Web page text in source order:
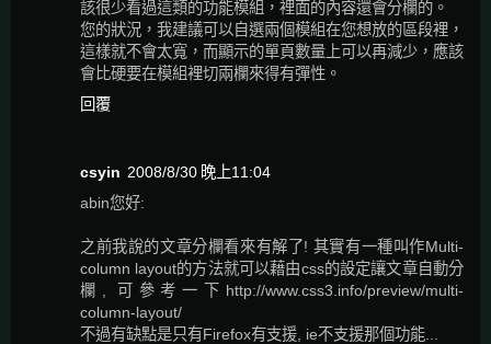
該很少看過這類的功能模組，裡面的內容還會分欄的。
您的狀況，我建議可以自選兩個模組在您想放的區段裡，
這樣就不會太寬，而顯示的單頁數量上可以再減少，應該
會比硬要在模組裡切兩欄來得有彈性。
回覆
csyin 2008/8/30 晚上11:04
abin您好:
之前我說的文章分欄看來有解了! 其實有一種叫作Multi-
column layout的方法就可以藉由css的設定讓文章自動分
欄, 可參考一下http://www.css3.info/preview/multi-
column-layout/
不過有缺點是只有Firefox有支援, ie不支援那個功能...